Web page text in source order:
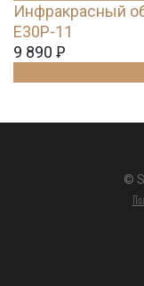
Инфракрасный
E30P-11
9 890 Ꝑ
©